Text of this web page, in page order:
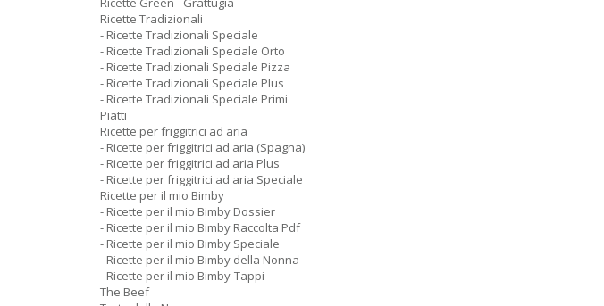
Ricette Tradizionali
- Ricette Tradizionali Speciale
- Ricette Tradizionali Speciale Orto
- Ricette Tradizionali Speciale Pizza
- Ricette Tradizionali Speciale Plus
- Ricette Tradizionali Speciale Primi
Piatti
Ricette per friggitrici ad aria
- Ricette per friggitrici ad aria (Spagna)
- Ricette per friggitrici ad aria Plus
- Ricette per friggitrici ad aria Speciale
Ricette per il mio Bimby
- Ricette per il mio Bimby Dossier
- Ricette per il mio Bimby Raccolta Pdf
- Ricette per il mio Bimby Speciale
- Ricette per il mio Bimby della Nonna
- Ricette per il mio Bimby-Tappi
The Beef